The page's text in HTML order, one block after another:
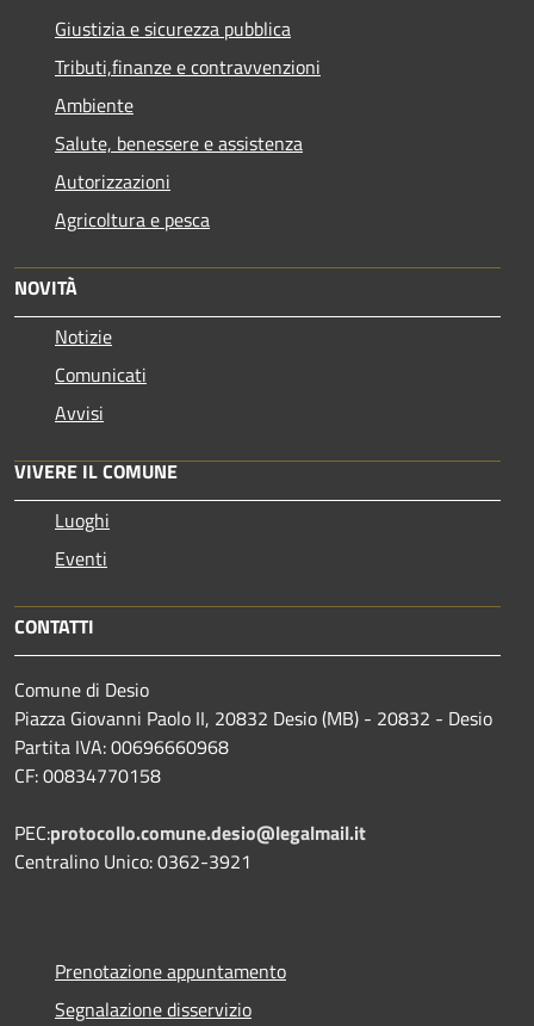
Giustizia e sicurezza pubblica
Tributi,finanze e contravvenzioni
Ambiente
Salute, benessere e assistenza
Autorizzazioni
Agricoltura e pesca
NOVITÀ
Notizie
Comunicati
Avvisi
VIVERE IL COMUNE
Luoghi
Eventi
CONTATTI
Comune di Desio
Piazza Giovanni Paolo II, 20832 Desio (MB) - 20832 - Desio
Partita IVA: 00696660968
CF: 00834770158
PEC:protocollo.comune.desio@legalmail.it
Centralino Unico: 0362-3921
Prenotazione appuntamento
Segnalazione disservizio